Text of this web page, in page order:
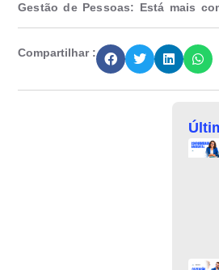
Gestão de Pessoas: Está mais
Compartilhar :